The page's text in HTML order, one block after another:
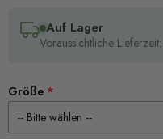
Auf Lager
Voraussichtliche
Größe